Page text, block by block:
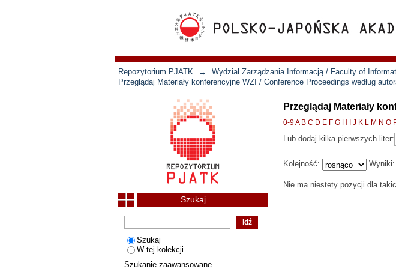
Repozytorium PJATK → Wydział Zarządzania Informacją / Faculty of
Przeglądaj Materiały konferencyjne WZI / Conference Proceedings według
Przeglądaj Materiały
0-9A B C D E F G H J K L M N O
Lub dodaj kilka pierwszych liter:
Kolejność: Wyniki:
Nie ma niestety pozycji dla
Szukaj
Szukaj
W tej kolekcji
Szukanie zaawansowane